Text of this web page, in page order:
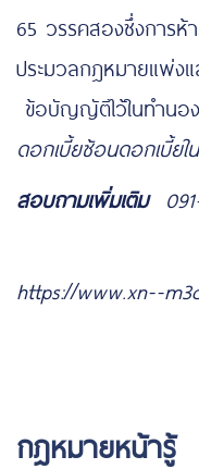
65 วรรคสองซึ่งการห้
ประมวลกฎหมายแพ่ง
ข้อบัญญัติไว้ในทำนอ
ดอกเบี้ยซ้อนดอกเบี้ย
สอบถามเพิ่มเติม091-
https://www.xn--
กฎหมายหน้ารู้